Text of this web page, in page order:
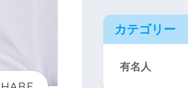
カテゴリー
有名人